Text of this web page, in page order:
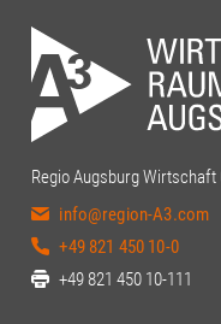
Regio Augsburg
info@region-A3.com
+49 821 450 10-0
+49 821 450 10-111